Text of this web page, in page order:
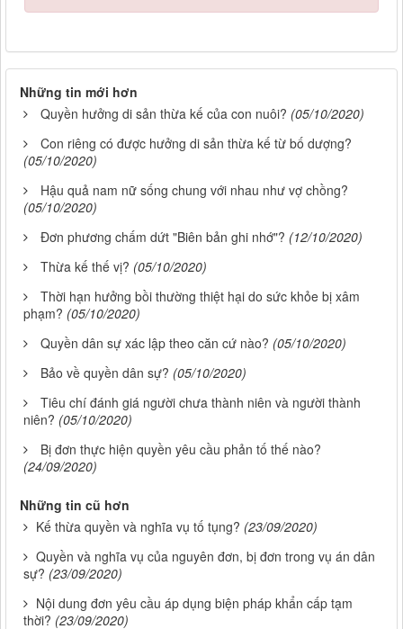
Những tin mới hơn
Quyền hưởng di sản thừa kế của con nuôi? (05/10/2020)
Con riêng có được hưởng di sản thừa kế từ bố dượng?
(05/10/2020)
Hậu quả nam nữ sống chung với nhau như vợ chồng?
(05/10/2020)
Đơn phương chấm dứt "Biên bản ghi nhớ"? (12/10/2020)
Thừa kế thế vị? (05/10/2020)
Thời hạn hưởng bồi thường thiệt hại do sức khỏe bị xâm
phạm? (05/10/2020)
Quyền dân sự xác lập theo căn cứ nào? (05/10/2020)
Bảo về quyền dân sự? (05/10/2020)
Tiêu chí đánh giá người chưa thành niên và người thành
niên? (05/10/2020)
Bị đơn thực hiện quyền yêu cầu phản tố thế nào?
(24/09/2020)
Những tin cũ hơn
Kế thừa quyền và nghĩa vụ tố tụng? (23/09/2020)
Quyền và nghĩa vụ của nguyên đơn, bị đơn trong vụ án dân
sự? (23/09/2020)
Nội dung đơn yêu cầu áp dụng biện pháp khẩn cấp tạm
thời? (23/09/2020)